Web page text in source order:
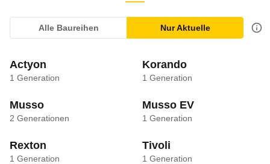
Alle Baureihen Nur Aktuelle
Actyon
1 Generation
Korando
1 Generation
Musso
2 Generationen
Musso EV
1 Generation
Rexton
1 Generation
Tivoli
1 Generation